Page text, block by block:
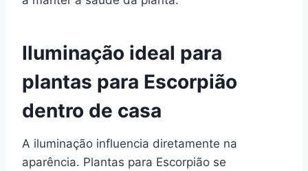
Iluminação ideal para
plantas para Escorpião
dentro de casa
A iluminação influencia diretamente na
aparência. Plantas para Escorpião se